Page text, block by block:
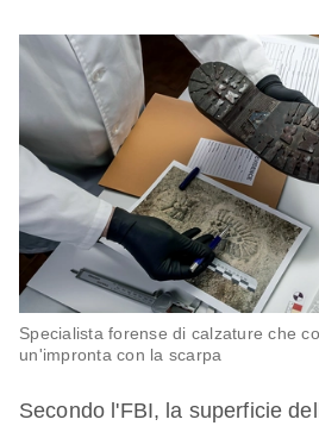
Specialista forense di calzature che
un'impronta con la scarpa
Secondo l'FBI, la superficie